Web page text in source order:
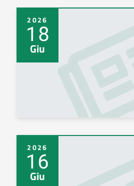
2026
18
Giu
2026
16
Giu